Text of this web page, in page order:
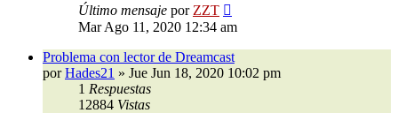
Último mensaje por ZZT
Mar Ago 11, 2020 12:34 am
Problema con lector de Dreamcast
porHades21 » Jue Jun 18, 2020 10:02 pm
1 Respuestas
12884 Vistas